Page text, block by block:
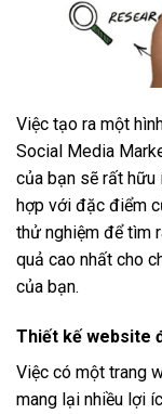
Việc tạo ra một
Social Media
của bạn sẽ rất hữu
hợp với đặc điểm
thử nghiệm để tìm
quả cao nhất cho
của bạn.
Thiết kế website
Việc có một trang
mang lại nhiều lợi